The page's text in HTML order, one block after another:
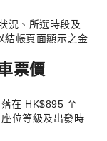
況、所選時段及
結帳頁面顯示之金
票價
在 HK$895 至
位等級及出發時